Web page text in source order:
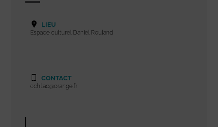
LIEU
Espace culturel Daniel Rouland
CONTACT
cchl.ac@orange.fr